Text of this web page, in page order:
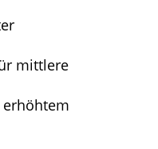
mittlere